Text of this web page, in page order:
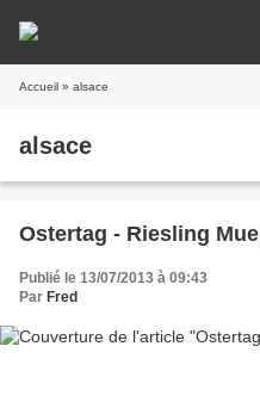
Accueil » alsace
alsace
Ostertag - Riesling
Publié le 13/07/2013 à 09:43
Par Fred